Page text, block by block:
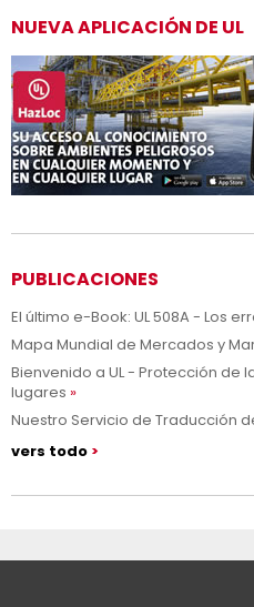
NUEVA APLICACIÓN DE UL
PUBLICACIONES
El último e-Book: UL 508A - Los
Mapa Mundial de Mercados y
Bienvenido a UL - Protección de
lugares
Nuestro Servicio de Traducción
vers todo